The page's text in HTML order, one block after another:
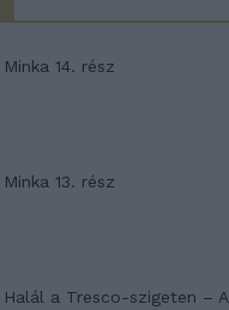
Minka 14. rész
Minka 13. rész
Halál a Tresco-szigeten – A